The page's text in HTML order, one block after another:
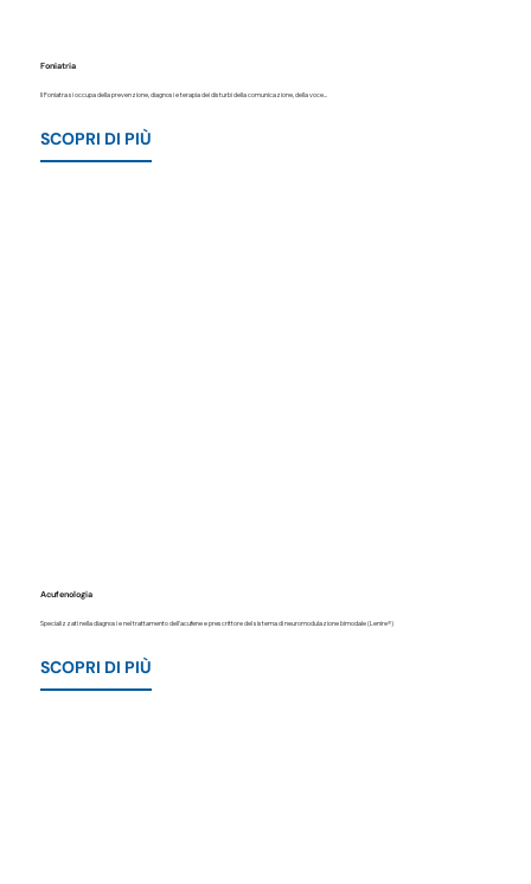
Foniatria
Il Foniatra si occupa della prevenzione, diagnosi e terapia dei disturbi della comunicazione, della voce...
SCOPRI DI PIÙ
Acufenologia
Specializzati nella diagnosi e nel trattamento dell'acufene e prescrittore del sistema di neuromodulazione bimodale (Lenire®)
SCOPRI DI PIÙ